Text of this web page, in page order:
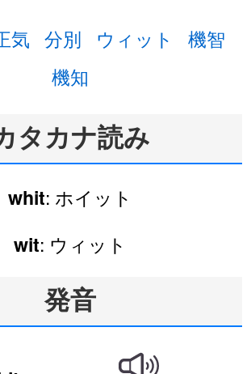
気 分別 ウィット
機智
機知
タカナ読み
whit: ホイット
wit: ウィット
発音